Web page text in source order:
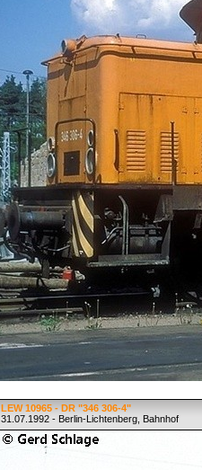
LEW 10965 - DR "346 306-4"
31.07.1992 - Berlin-Lichtenberg, Bahnhof